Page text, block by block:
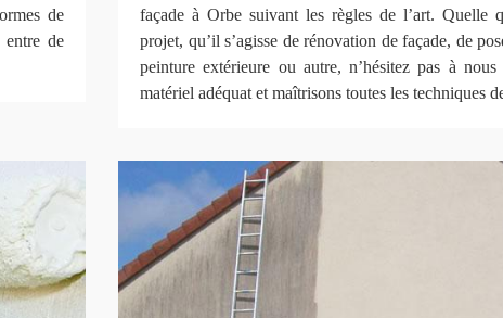
de
de
façade à Orbe suivant les règles de l’art. Quelle
projet, qu’il s’agisse de rénovation de façade, de
peinture extérieure ou autre, n’hésitez pas à
matériel adéquat et maîtrisons toutes les techniques